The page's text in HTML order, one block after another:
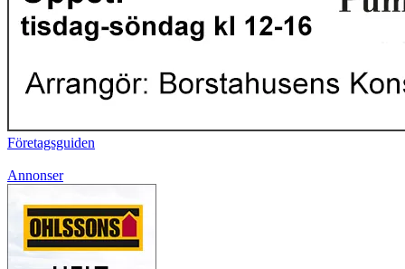
Företagsguiden
Annonser